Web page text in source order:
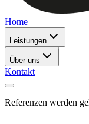
Home
Leistungen
Über uns
Kontakt
Referenzen werden